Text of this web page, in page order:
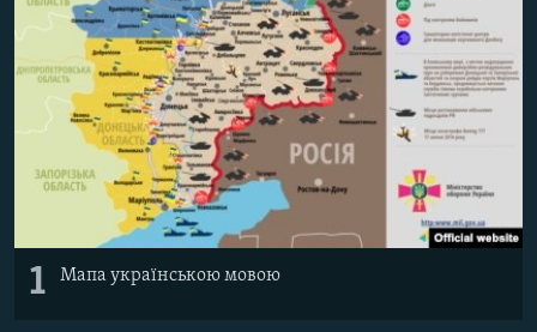
Усі сайти RFE/RL
1 Мапа українською мовою